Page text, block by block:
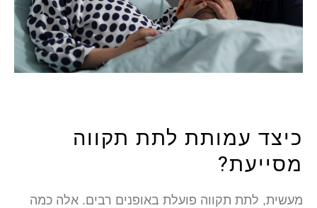
עמותת לתת תקווה
לתת תקווה פועלת באופנים רבים. אלה כמה